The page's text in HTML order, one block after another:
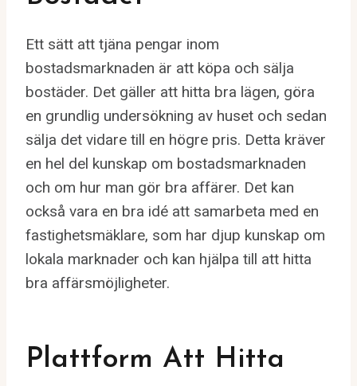
Ett sätt att tjäna pengar inom
bostadsmarknaden är att köpa och sälja
bostäder. Det gäller att hitta bra lägen, göra
en grundlig undersökning av huset och sedan
sälja det vidare till en högre pris. Detta kräver
en hel del kunskap om bostadsmarknaden
och om hur man gör bra affärer. Det kan
också vara en bra idé att samarbeta med en
fastighetsmäklare, som har djup kunskap om
lokala marknader och kan hjälpa till att hitta
bra affärsmöjligheter.
Plattform Att Hitta